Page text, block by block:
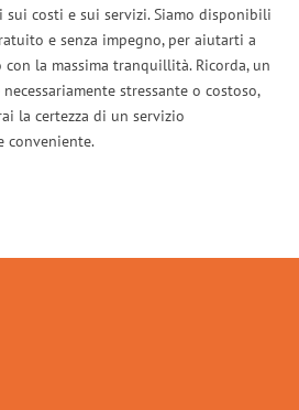
costi e sui servizi. Siamo disponibili
e senza impegno, per aiutarti a
la massima tranquillità. Ricorda, un
stressante o costoso,
la certezza di un servizio
conveniente.